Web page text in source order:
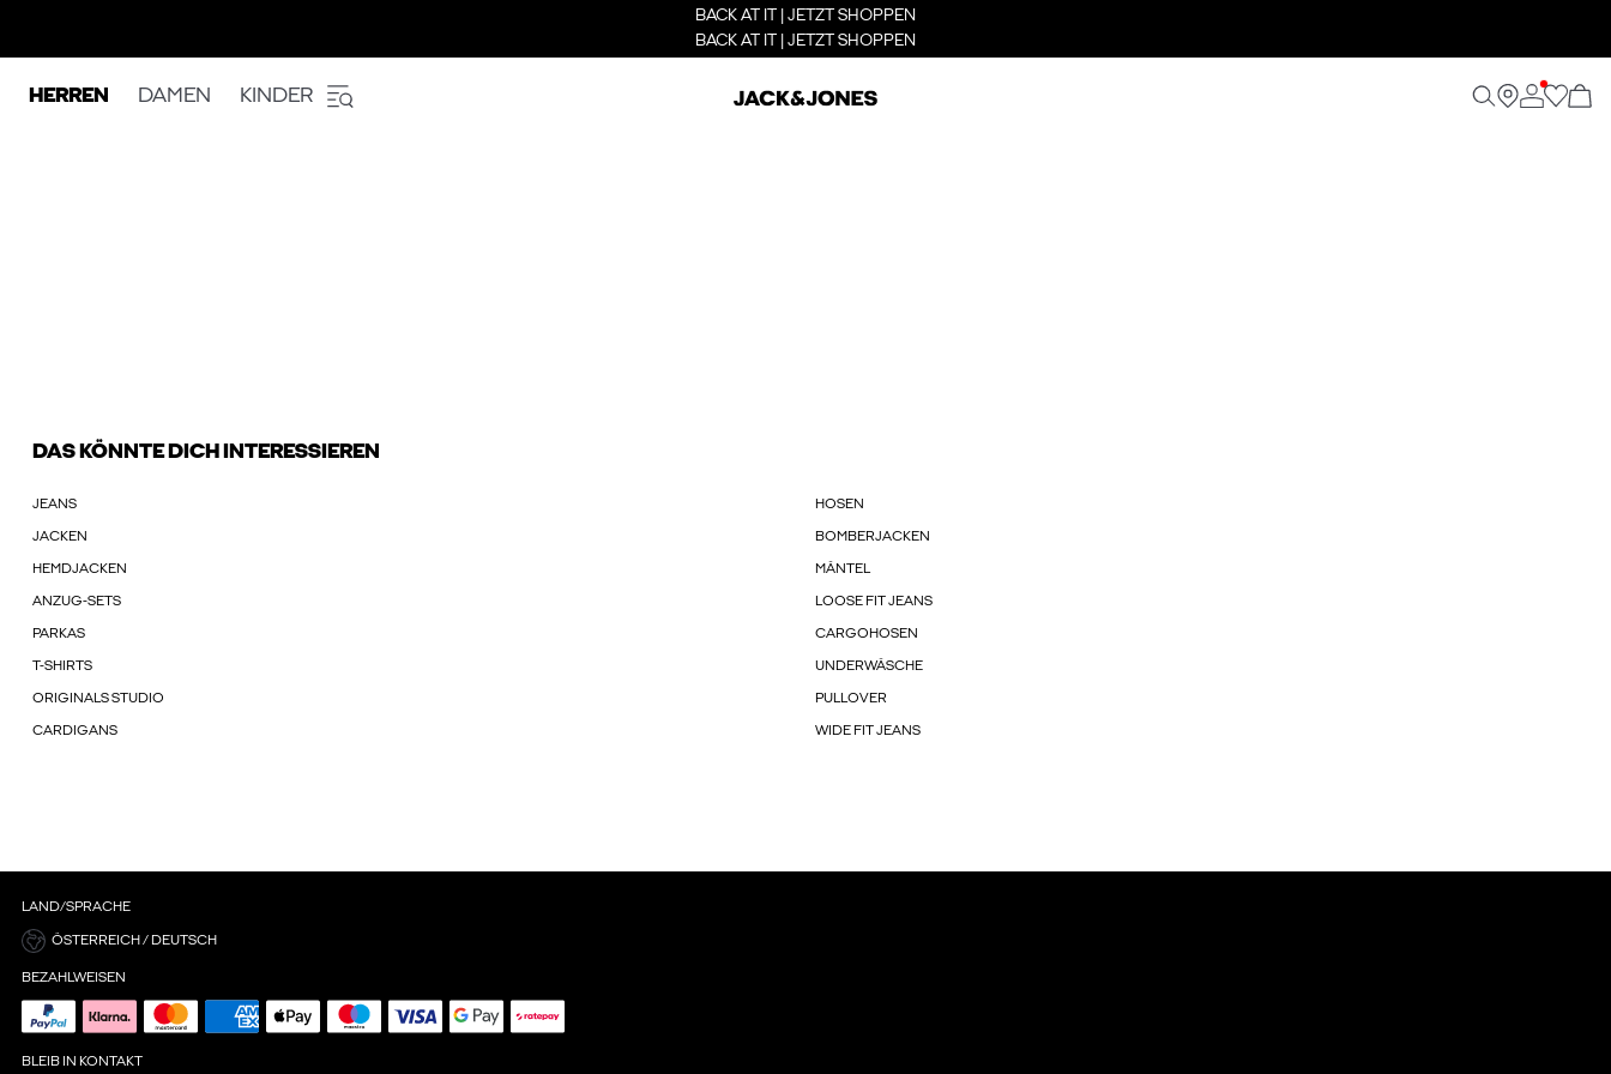
BACK AT IT | JETZT SHOPPEN
BACK AT IT | JETZT SHOPPEN
HERREN DAMEN KINDER
DAS KÖNNTE DICH INTERESSIEREN
JEANS HOSEN
JACKEN BOMBERJACKEN
HEMDJACKEN MÄNTEL
ANZUG-SETS LOOSE FIT JEANS
PARKAS CARGOHOSEN
T-SHIRTS UNDERWÄSCHE
ORIGINALS STUDIO PULLOVER
CARDIGANS WIDE FIT JEANS
LAND/SPRACHE
ÖSTERREICH / DEUTSCH
BEZAHLWEISEN
BLEIB IN KONTAKT